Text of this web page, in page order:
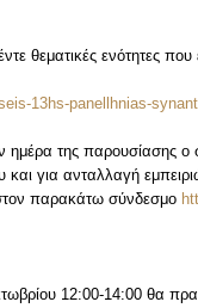
θεματικές ενότητες
13hs-panellhnias-
ημέρα της παρουσίασης
για ανταλλαγή
παρακάτω σύνδεσμο
12:00-14:00 θα